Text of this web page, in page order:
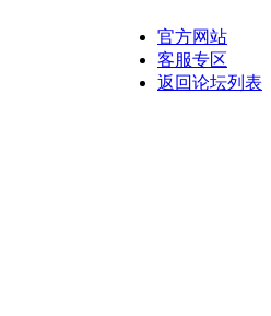
官方网站
客服专区
返回论坛列表